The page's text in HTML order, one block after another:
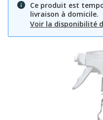
Ce produit est
livraison à domicile.
Voir la disponibilité